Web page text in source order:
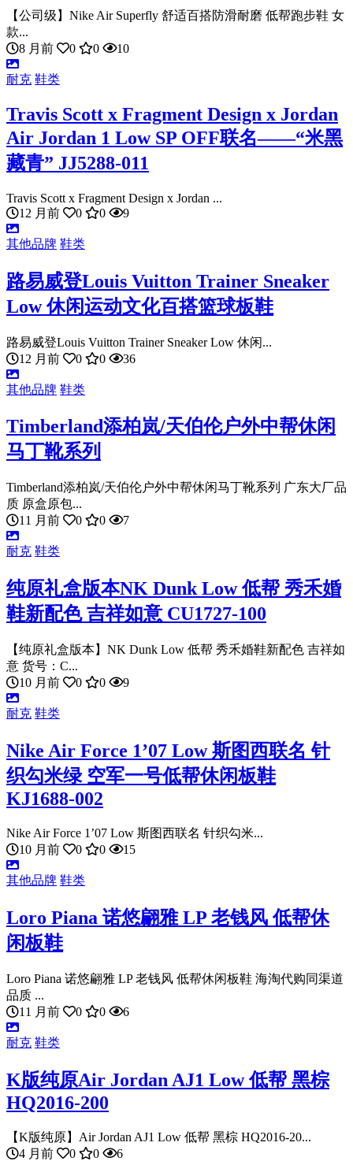
【公司级】Nike Air Superfly 舒适百搭防滑耐磨 低帮跑步鞋 女
款...
8 月前
0 0 10
耐克 鞋类
Travis Scott x Fragment Design x Jordan
Air Jordan 1 Low SP OFF联名——“米黑
藏青” JJ5288-011
Travis Scott x Fragment Design x Jordan ...
12 月前
0 0 9
其他品牌 鞋类
路易威登Louis Vuitton Trainer Sneaker
Low 休闲运动文化百搭篮球板鞋
路易威登Louis Vuitton Trainer Sneaker Low 休闲...
12 月前
0 0 36
其他品牌 鞋类
Timberland添柏岚/天伯伦户外中帮休闲
马丁靴系列
Timberland添柏岚/天伯伦户外中帮休闲马丁靴系列 广东大厂品
质 原盒原包...
11 月前
0 0 7
耐克 鞋类
纯原礼盒版本NK Dunk Low 低帮 秀禾婚
鞋新配色 吉祥如意 CU1727-100
【纯原礼盒版本】NK Dunk Low 低帮 秀禾婚鞋新配色 吉祥如
意 货号：C...
10 月前
0 0 9
耐克 鞋类
Nike Air Force 1’07 Low 斯图西联名 针
织勾米绿 空军一号低帮休闲板鞋
KJ1688-002
Nike Air Force 1’07 Low 斯图西联名 针织勾米...
10 月前
0 0 15
其他品牌 鞋类
Loro Piana 诺悠翩雅 LP 老钱风 低帮休
闲板鞋
Loro Piana 诺悠翩雅 LP 老钱风 低帮休闲板鞋 海淘代购同渠道
品质 ...
11 月前
0 0 6
耐克 鞋类
K版纯原Air Jordan AJ1 Low 低帮 黑棕
HQ2016-200
【K版纯原】Air Jordan AJ1 Low 低帮 黑棕 HQ2016-20...
4 月前
0 0 6